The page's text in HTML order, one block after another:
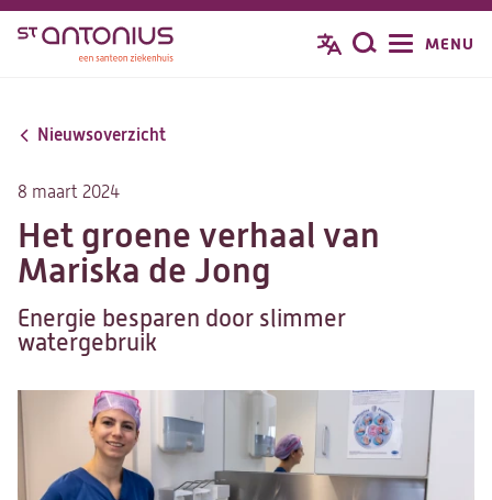
Overslaan
inhoud
Zoeken
MENU
Nieuwsoverzicht
8 maart 2024
Het groene verhaal van
Mariska de Jong
Energie besparen door slimmer
watergebruik